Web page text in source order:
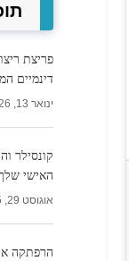
פריצת
דינמיים
ינואר 13, 2026
קונסילר
האישי
אוגוסט 29, 2025
הרפתקה